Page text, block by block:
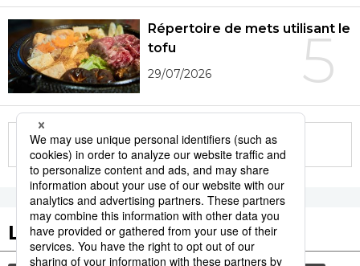
5
Répertoire de mets utilisant le
tofu
29/07/2026
More in this series
Les tags populaires